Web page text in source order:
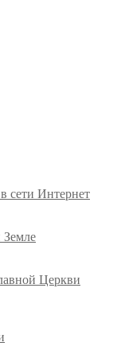
сети Интернет
Земле
Церкви